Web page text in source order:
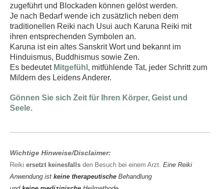
zugeführt und Blockaden können gelöst werden.
Je nach Bedarf wende ich zusätzlich neben dem
traditionellen Reiki nach Usui auch Karuna Reiki mit
ihren entsprechenden Symbolen an.
Karuna ist ein altes Sanskrit Wort und bekannt im
Hinduismus, Buddhismus sowie Zen.
Es bedeutet Mitgefühl , mitfühlende Tat, jeder Schritt zum
Mildern des Leidens Anderer.
Gönnen Sie sich Zeit für Ihren Körper, Geist und
Seele.
Wichtige Hinweise/Disclaimer:
Reiki ersetzt keinesfalls den Besuch bei einem Arzt. Eine Reiki
Anwendung ist keine therapeutische Behandlung